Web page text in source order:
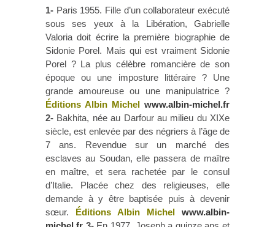
1- Paris 1955. Fille d’un collaborateur exécuté
sous ses yeux à la Libération, Gabrielle
Valoria doit écrire la première biographie de
Sidonie Porel. Mais qui est vraiment Sidonie
Porel ? La plus célèbre romancière de son
époque ou une imposture littéraire ? Une
grande amoureuse ou une manipulatrice ?
Éditions Albin Michel www.albin-michel.fr
2- Bakhita, née au Darfour au milieu du XIXe
siècle, est enlevée par des négriers à l’âge de
7 ans. Revendue sur un marché des
esclaves au Soudan, elle passera de maître
en maître, et sera rachetée par le consul
d’Italie. Placée chez des religieuses, elle
demande à y être baptisée puis à devenir
sœur. Éditions Albin Michel
www.albin-